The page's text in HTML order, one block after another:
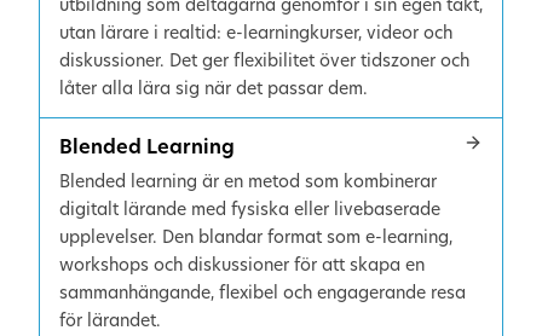
utbildning som deltagarna genomför i sin egen takt,
utan lärare i realtid: e-learningkurser, videor och
diskussioner. Det ger flexibilitet över tidszoner och
låter alla lära sig när det passar dem.
Blended Learning
Blended learning är en metod som kombinerar
digitalt lärande med fysiska eller livebaserade
upplevelser. Den blandar format som e-learning,
workshops och diskussioner för att skapa en
sammanhängande, flexibel och engagerande resa
för lärandet.